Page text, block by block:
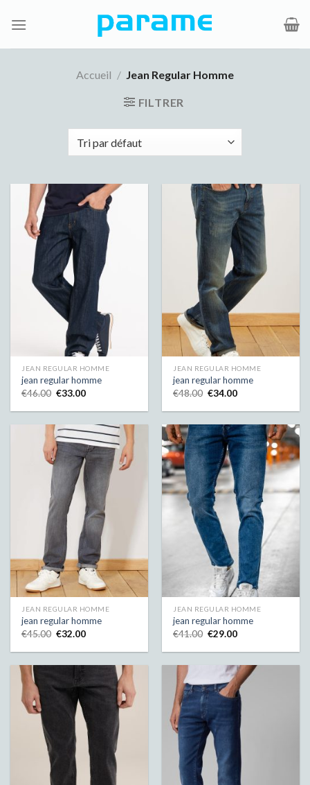
Accueil / Jean Regular Homme
FILTRER
JEAN REGULAR HOMME
jean regular homme
€46.00 €33.00
JEAN REGULAR HOMME
jean regular homme
€48.00 €34.00
JEAN REGULAR HOMME
jean regular homme
€45.00 €32.00
JEAN REGULAR HOMME
jean regular homme
€41.00 €29.00